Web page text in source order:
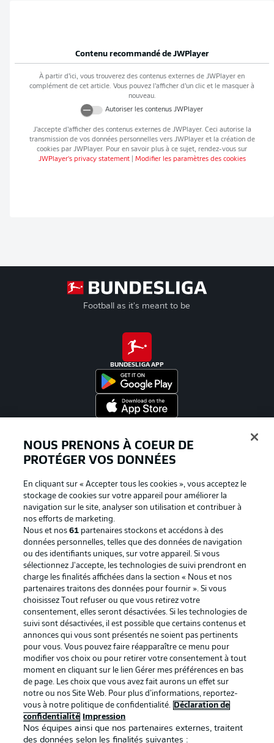
Contenu recommandé de JWPlayer
À partir d’ici, vous trouverez des contenus externes de JWPlayer en
complément de cet article. Vous pouvez l’afficher d’un clic et le masquer à
nouveau.
Autoriser les contenus JWPlayer
J’accepte d’afficher des contenus externes de JWPlayer. Ceci autorise la
transmission de vos données personnelles vers JWPlayeret la création de
cookies par JWPlayer. Pour en savoir plus à ce sujet, rendez-vous sur
JWPlayer's privacy statement| Modifier les paramètres des cookies
Football as it's meant to be
BUNDESLIGA APP
La publicité Conditions d’utilisation des
Mentions Légales Gérer mes préférences
Déclaration de
confidentialité
Diffuseurs
Travaux Contact
Impression Joueurs
NOUS PRENONS À COEUR DE
PROTÉGER VOS DONNÉES
En cliquant sur « Accepter tous les cookies », vous acceptez le
stockage de cookies sur votre appareil pour améliorer la
navigation sur le site, analyser son utilisation et contribuer à
nos efforts de marketing.
Nous et nos61 partenaires stockons et accédons à des
données personnelles, telles que des données de navigation
ou des identifiants uniques, sur votre appareil. Si vous
sélectionnez J'accepte, les technologies de suivi prendront en
charge les finalités affichées dans la section « Nous et nos
partenaires traitons des données pour fournir ». Si vous
choisissez Tout refuser ou que vous retirez votre
consentement, elles seront désactivées. Si les technologies de
suivi sont désactivées, il est possible que certains contenus et
annonces qui vous sont présentés ne soient pas pertinents
pour vous. Vous pouvez faire réapparaître ce menu pour
modifier vos choix ou pour retirer votre consentement à tout
moment en cliquant sur le lien Gérer mes préférences en bas
de page. Les choix que vous avez fait aurons un effet sur
notre ou nos Site Web. Pour plus d’informations, reportez-
vous à notre politique de confidentialité.
Déclaration de
confidentialité
Impression
Nos équipes ainsi que nos partenaires externes, traitent
des données selon les finalités suivantes :